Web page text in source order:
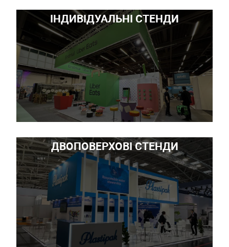
ІНДИВІДУАЛЬНІ СТЕНДИ
ДВОПОВЕРХОВІ СТЕНДИ